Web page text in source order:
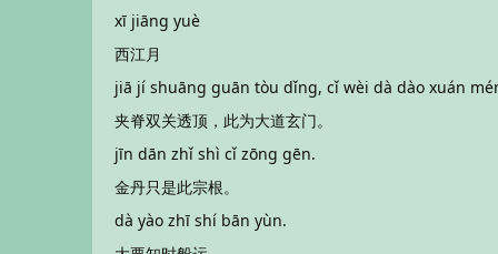
xī jiāng yuè
西江月
jiā jí shuāng guān tòu dǐng, cǐ wèi dà dào xuán
夹脊双关透顶，此为大道玄门。
jīn dān zhǐ shì cǐ zōng gēn.
金丹只是此宗根。
dà yào zhī shí bān yùn.